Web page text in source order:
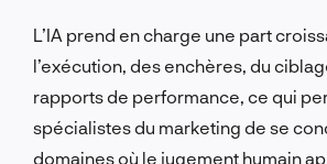
L’IA prend en charge une part
l’exécution, des enchères, du
rapports de performance, ce qui
spécialistes du marketing de se
domaines où le jugement humain